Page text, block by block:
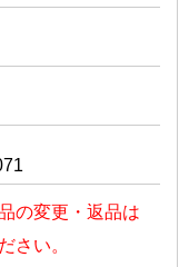
の変更・返品は
さい。